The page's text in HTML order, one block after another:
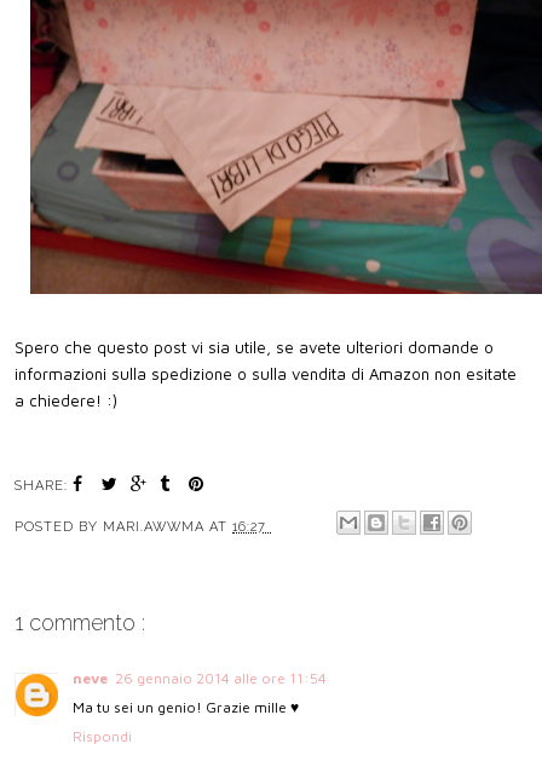
Spero che questo post vi sia utile, se avete ulteriori domande o
informazioni sulla spedizione o sulla vendita di Amazon non esitate
a chiedere! :)
SHARE:
POSTED BY MARI.AWWMA AT 16:27
1 commento :
neve 26 gennaio 2014 alle ore 11:54
Ma tu sei un genio! Grazie mille ♥
Rispondi